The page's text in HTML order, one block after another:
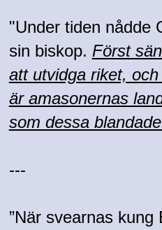
"Under tiden nådde
sin biskop. Först
att utvidga riket,
är amasonernas
som dessa
---
”När svearnas